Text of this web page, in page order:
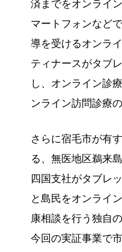
済までをオンライ
マートフォンなど
導を受けるオンラ
ティナースがタブ
し、オンライン診
ンライン訪問診療
さらに宿毛市が有
る、無医地区鵜来
四国支社がタブレ
と島民をオンライ
康相談を行う独自
今回の実証事業で